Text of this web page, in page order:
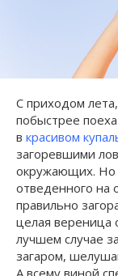
С приходом
побыстрее
в красивом
загоревшими
окружающих. Но
отведенного на
правильно
целая вереница
лучшем случае
загаром,